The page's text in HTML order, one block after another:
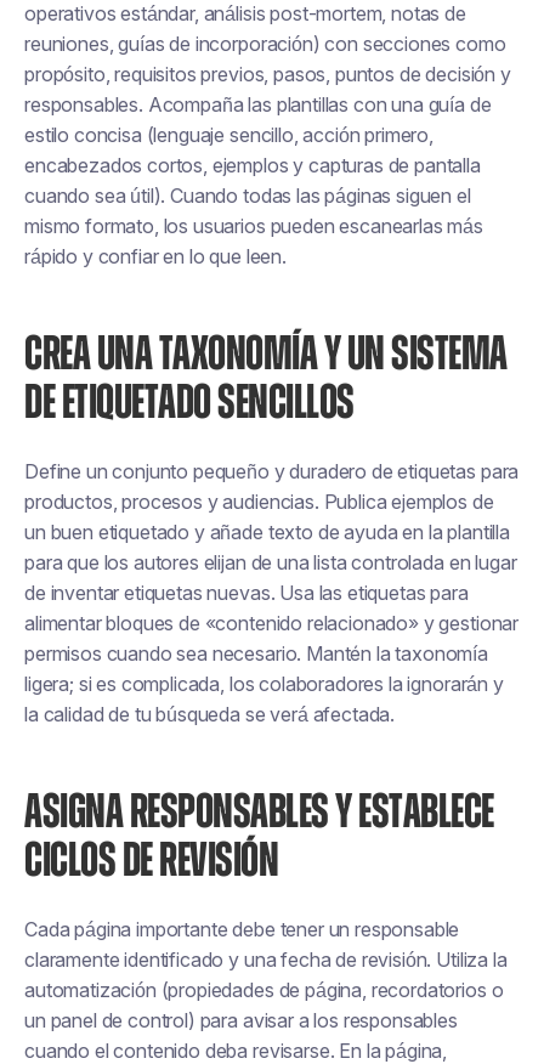
operativos estándar, análisis post-mortem, notas de
reuniones, guías de incorporación) con secciones como
propósito, requisitos previos, pasos, puntos de decisión y
responsables. Acompaña las plantillas con una guía de
estilo concisa (lenguaje sencillo, acción primero,
encabezados cortos, ejemplos y capturas de pantalla
cuando sea útil). Cuando todas las páginas siguen el
mismo formato, los usuarios pueden escanearlas más
rápido y confiar en lo que leen.
CREA UNA TAXONOMÍA Y UN SISTEMA
DE ETIQUETADO SENCILLOS
Define un conjunto pequeño y duradero de etiquetas para
productos, procesos y audiencias. Publica ejemplos de
un buen etiquetado y añade texto de ayuda en la plantilla
para que los autores elijan de una lista controlada en lugar
de inventar etiquetas nuevas. Usa las etiquetas para
alimentar bloques de «contenido relacionado» y gestionar
permisos cuando sea necesario. Mantén la taxonomía
ligera; si es complicada, los colaboradores la ignorarán y
la calidad de tu búsqueda se verá afectada.
ASIGNA RESPONSABLES Y ESTABLECE
CICLOS DE REVISIÓN
Cada página importante debe tener un responsable
claramente identificado y una fecha de revisión. Utiliza la
automatización (propiedades de página, recordatorios o
un panel de control) para avisar a los responsables
cuando el contenido deba revisarse. En la página,